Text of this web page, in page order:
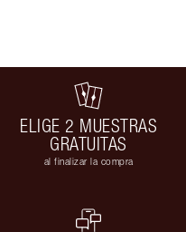
ELIGE 2 MUESTRAS
GRATUITAS
al finalizar la compra